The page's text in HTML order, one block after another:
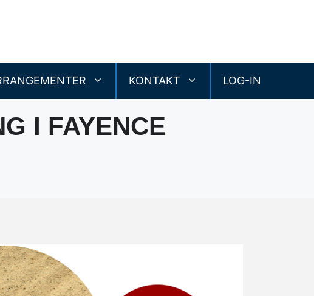
KONTAKT LOG-IN
I FAYENCE